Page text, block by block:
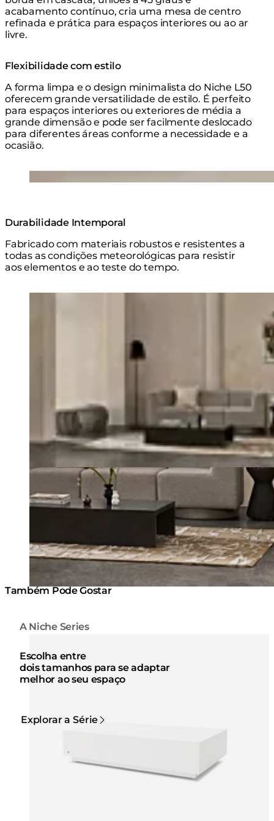
acabamento contínuo, cria uma mesa de centro
refinada e prática para espaços interiores ou ao ar
livre.
Flexibilidade com estilo
A forma limpa e o design minimalista do Niche L50
oferecem grande versatilidade de estilo. É perfeito
para espaços interiores ou exteriores de média a
grande dimensão e pode ser facilmente deslocado
para diferentes áreas conforme a necessidade e a
ocasião.
Durabilidade Intemporal
Fabricado com materiais robustos e resistentes a
todas as condições meteorológicas para resistir
aos elementos e ao teste do tempo.
A Niche Series
Escolha entre
dois tamanhos para se adaptar
melhor ao seu espaço
Explorar a Série
Também Pode Gostar
Cores: